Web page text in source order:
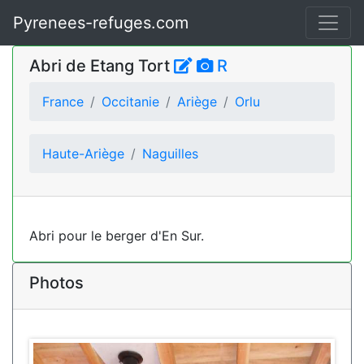
Pyrenees-refuges.com
Abri de Etang Tort R
France Occitanie Ariège Orlu
Haute-Ariège Naguilles
Abri pour le berger d'En Sur.
Photos